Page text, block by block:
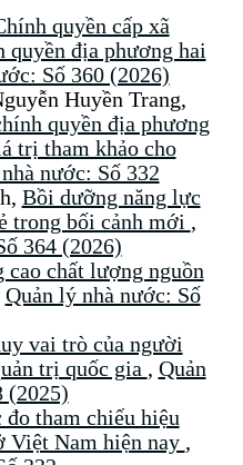
quyền cấp xã
địa phương hai
Số 360 (2026)
Huyền Trang,
quyền địa phương
trị tham khảo cho
nước: Số 332
Bồi dưỡng năng lực
trong bối cảnh mới ,
364 (2026)
cao chất lượng nguồn
Quản lý nhà nước: Số
vai trò của người
trị quốc gia , Quản
(2025)
đo tham chiếu hiệu
Việt Nam hiện nay ,